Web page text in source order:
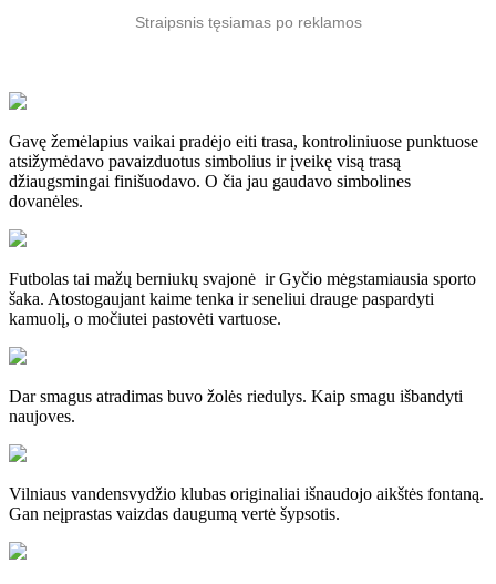
Straipsnis tęsiamas po reklamos
Gavę žemėlapius vaikai pradėjo eiti trasa, kontroliniuose punktuose
atsižymėdavo pavaizduotus simbolius ir įveikę visą trasą
džiaugsmingai finišuodavo. O čia jau gaudavo simbolines
dovanėles.
Futbolas tai mažų berniukų svajonė ir Gyčio mėgstamiausia sporto
šaka. Atostogaujant kaime tenka ir seneliui drauge paspardyti
kamuolį, o močiutei pastovėti vartuose.
Dar smagus atradimas buvo žolės riedulys. Kaip smagu išbandyti
naujoves.
Vilniaus vandensvydžio klubas originaliai išnaudojo aikštės fontaną.
Gan neįprastas vaizdas daugumą vertė šypsotis.